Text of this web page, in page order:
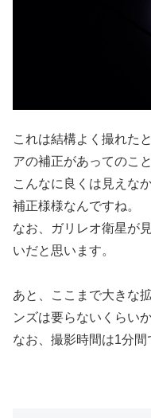
これは結構よく撮れた
アの補正があってのこ
こんなに良くは見えな
補正様様なんですね。
なお、ガリレオ衛星が
いだと思います。
あと、ここまで大きな
ンズは要らないくらい
なお、撮影時間は1分間